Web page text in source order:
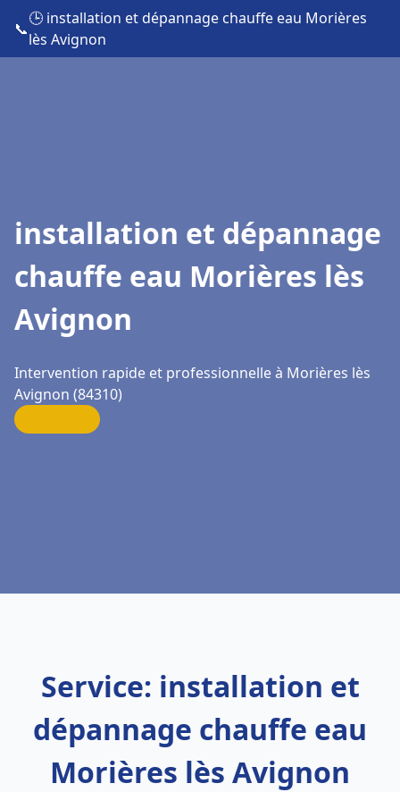
📞
🕒 installation et dépannage chauffe eau Morières
lès Avignon
installation et dépannage
chauffe eau Morières lès
Avignon
Intervention rapide et professionnelle à Morières lès
Avignon (84310)
Service: installation et
dépannage chauffe eau
Morières lès Avignon